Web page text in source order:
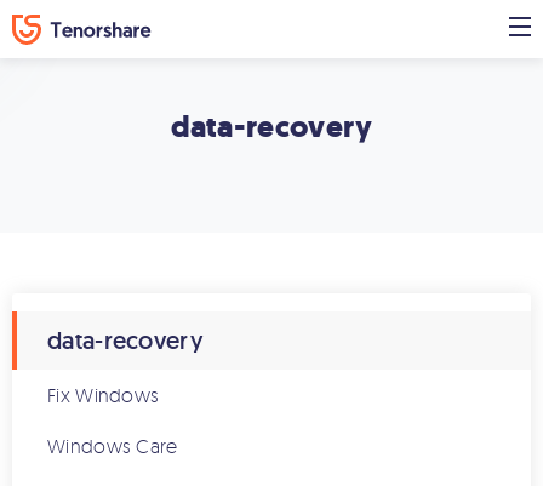
data-recovery
data-recovery
Fix Windows
Windows Care